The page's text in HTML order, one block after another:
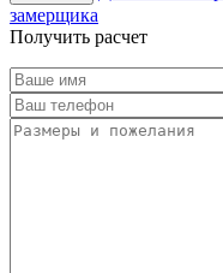
замерщика
Получить расчет